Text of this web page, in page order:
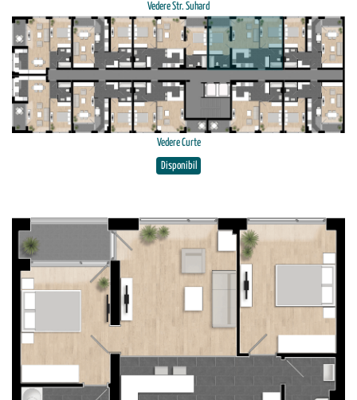
Vedere Str. Suhard
Vedere Curte
Disponibil